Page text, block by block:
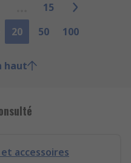
15
20 50 100
haut
accessoires